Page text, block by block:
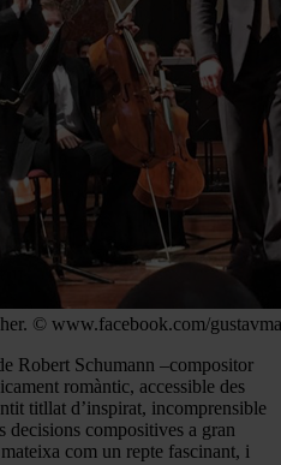
© www.facebook.com/
Robert Schumann –compositor
romàntic, accessible des
titllat d’inspirat, incomprensible
decisions compositives a gran
com un repte fascinant, i